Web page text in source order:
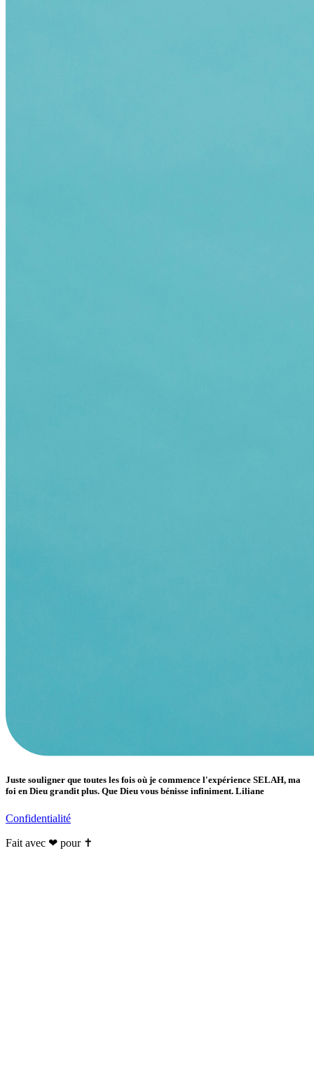
Juste souligner que toutes les fois où je commence l'expérience SELAH, ma
foi en Dieu grandit plus. Que Dieu vous bénisse infiniment. Liliane
Confidentialité
Fait avec ❤ pour ✝️️